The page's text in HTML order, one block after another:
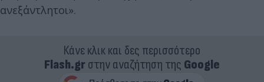
ανεξάντλητοι».
Κάνε κλικ και δες περισσότερο
Flash.grστην αναζήτηση της Google